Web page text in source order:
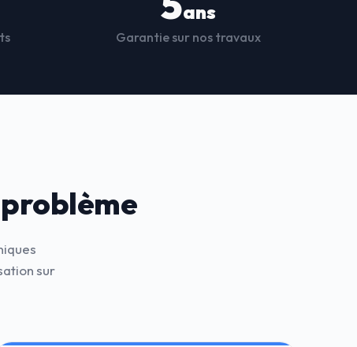
ans
Garantie sur nos travaux
sur